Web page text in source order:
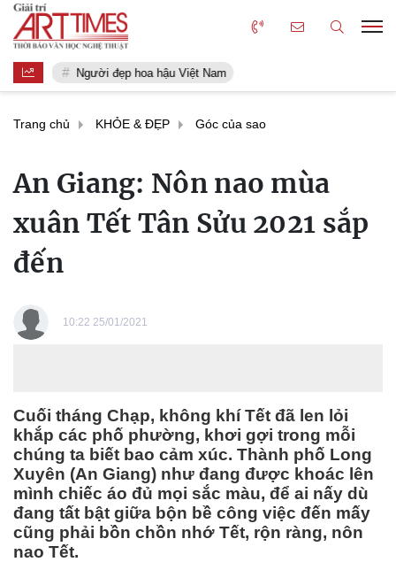
Người đẹp hoa hậu Việt Nam
Trang chủ KHỎE & ĐẸP Góc của sao
An Giang: Nôn nao mùa
xuân Tết Tân Sửu 2021 sắp
đến
10:22 25/01/2021
Cuối tháng Chạp, không khí Tết đã len lỏi
khắp các phố phường, khơi gợi trong mỗi
chúng ta biết bao cảm xúc. Thành phố Long
Xuyên (An Giang) như đang được khoác lên
mình chiếc áo đủ mọi sắc màu, để ai nấy dù
đang tất bật giữa bộn bề công việc đến mấy
cũng phải bồn chồn nhớ Tết, rộn ràng, nôn
nao Tết.